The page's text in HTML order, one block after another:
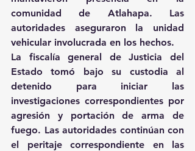
comunidad de Atlahapa. Las
autoridades aseguraron la unidad
vehicular involucrada en los hechos.
La fiscalía general de Justicia del
Estado tomó bajo su custodia al
detenido para iniciar las
investigaciones correspondientes por
agresión y portación de arma de
fuego. Las autoridades continúan con
el peritaje correspondiente en las